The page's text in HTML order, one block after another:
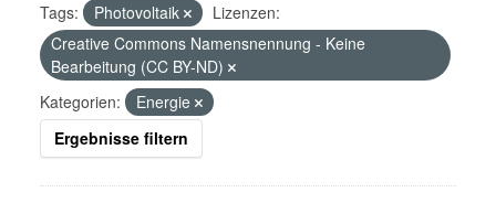
Tags: Photovoltaik
Lizenzen:
Creative Commons Namensnennung - Keine
Bearbeitung (CC BY-ND)
Kategorien:
Energie
Ergebnisse filtern